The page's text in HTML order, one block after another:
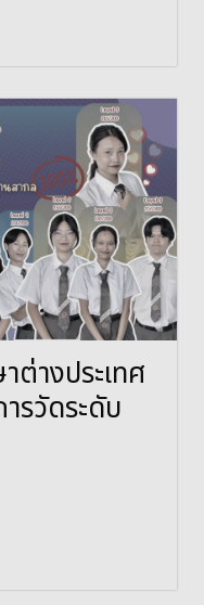
ต่างประเทศ
รวัดระดับ